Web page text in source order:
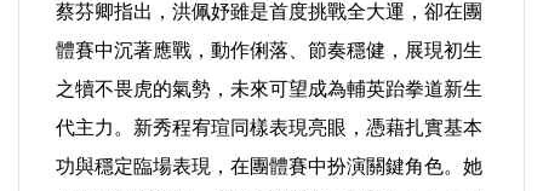
蔡芬卿指出，洪佩妤雖是首度挑戰全大運，卻在團
體賽中沉著應戰，動作俐落、節奏穩健，展現初生
之犢不畏虎的氣勢，未來可望成為輔英跆拳道新生
代主力。新秀程宥瑄同樣表現亮眼，憑藉扎實基本
功與穩定臨場表現，在團體賽中扮演關鍵角色。她